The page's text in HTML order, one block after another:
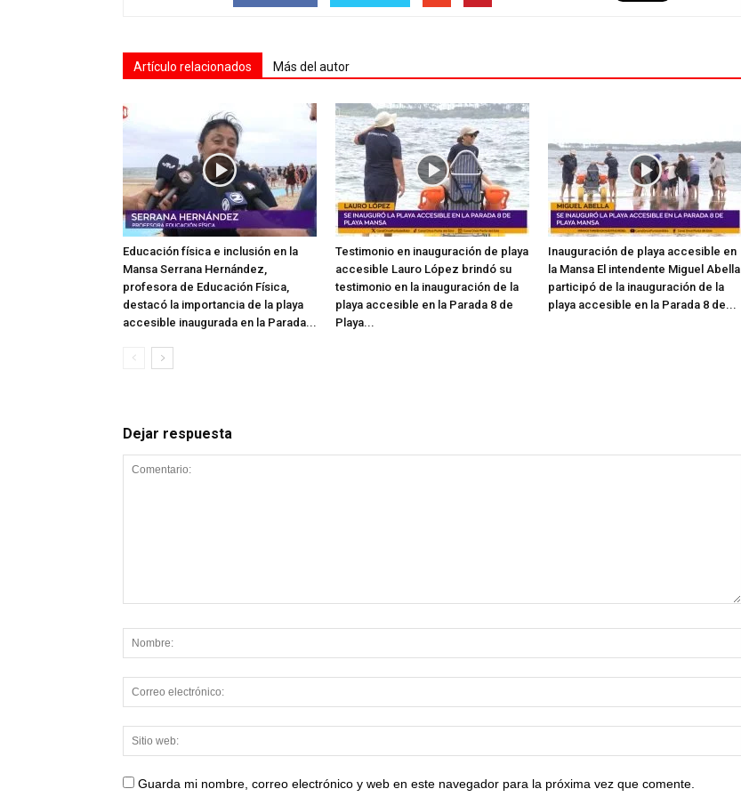
Artículo relacionados Más del autor
Educación física e inclusión en la
Mansa Serrana Hernández,
profesora de Educación Física,
destacó la importancia de la playa
accesible inaugurada en la Parada...
Testimonio en inauguración de playa
accesible Lauro López brindó su
testimonio en la inauguración de la
playa accesible en la Parada 8 de
Playa...
Inauguración de playa accesible en
la Mansa El intendente Miguel Abella
participó de la inauguración de la
playa accesible en la Parada 8 de...
Dejar respuesta
Guarda mi nombre, correo electrónico y web en este navegador para la próxima vez que comente.